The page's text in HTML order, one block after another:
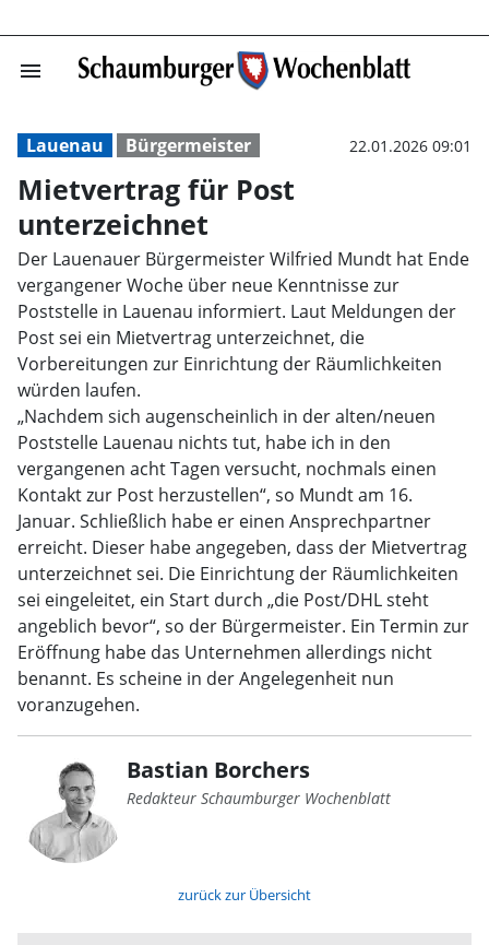
menu Mietvertrag für
Lauenau Bürgermeister 22.01.2026 09:01
Mietvertrag für Post
unterzeichnet
Der Lauenauer Bürgermeister Wilfried Mundt hat Ende
vergangener Woche über neue Kenntnisse zur
Poststelle in Lauenau informiert. Laut Meldungen der
Post sei ein Mietvertrag unterzeichnet, die
Vorbereitungen zur Einrichtung der Räumlichkeiten
würden laufen.
„Nachdem sich augenscheinlich in der alten/neuen
Poststelle Lauenau nichts tut, habe ich in den
vergangenen acht Tagen versucht, nochmals einen
Kontakt zur Post herzustellen“, so Mundt am 16.
Januar. Schließlich habe er einen Ansprechpartner
erreicht. Dieser habe angegeben, dass der Mietvertrag
unterzeichnet sei. Die Einrichtung der Räumlichkeiten
sei eingeleitet, ein Start durch „die Post/DHL steht
angeblich bevor“, so der Bürgermeister. Ein Termin zur
Eröffnung habe das Unternehmen allerdings nicht
benannt. Es scheine in der Angelegenheit nun
voranzugehen.
Bastian Borchers
Redakteur Schaumburger Wochenblatt
zurück zur Übersicht